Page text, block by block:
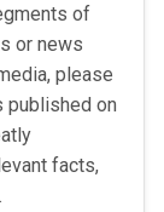
of
or news
please
published on
facts,